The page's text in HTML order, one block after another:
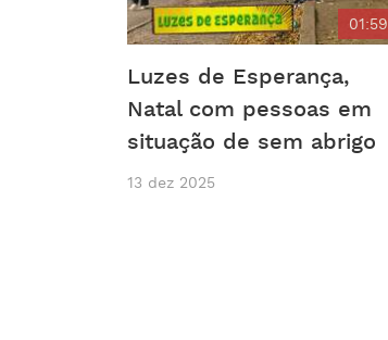
01:59
Luzes de Esperança,
Natal com pessoas em
situação de sem abrigo
13 dez 2025